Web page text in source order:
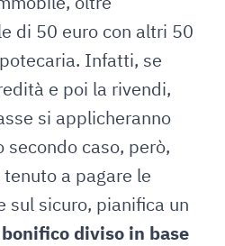
di 50 euro con altri 50
Infatti, se
e poi la rivendi,
si applicheranno
caso, però,
a pagare le
sul sicuro, pianifica un
diviso in base